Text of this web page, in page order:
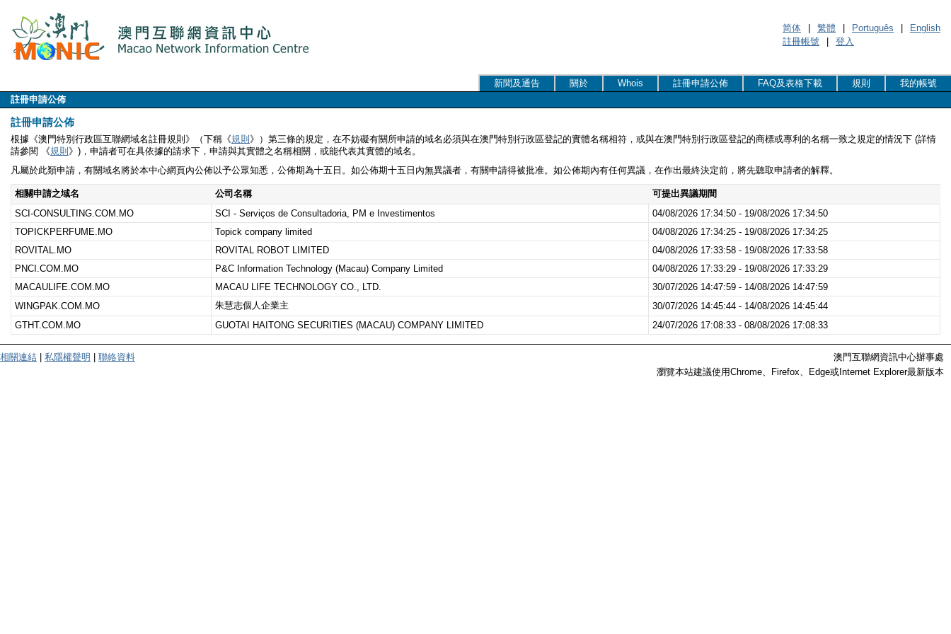
简体 繁體 Português
English
註冊帳號
登入
我的帳號
規則
FAQ及表格下載
註冊申請公佈
Whois
關於
新聞及通告
註冊申請公佈
註冊申請公佈
根據《澳門特別行政區互聯網域名註冊規則》（下稱《規則》）第三條的規定，在不妨礙有關所申請的域名必須與在澳門特別行政區登記的實體名稱相符，或與在澳門特別行政區登記的商標或專利的名稱一致之規定的情況下 (詳情
請參閱 《規則》)，申請者可在具依據的請求下，申請與其實體之名稱相關，或能代表其實體的域名。
凡屬於此類申請，有關域名將於本中心網頁內公佈以予公眾知悉，公佈期為十五日。如公佈期十五日內無異議者，有關申請得被批准。如公佈期內有任何異議，在作出最終決定前，將先聽取申請者的解釋。
相關申請之域名 公司名稱
可提出異議期間
SCI-CONSULTING.COM.MO
SCI - Serviços de Consultadoria, PM e Investimentos
04/08/2026 17:34:50 - 19/08/2026 17:34:50
TOPICKPERFUME.MO
Topick company limited
04/08/2026 17:34:25 - 19/08/2026 17:34:25
ROVITAL.MO
ROVITAL ROBOT LIMITED
04/08/2026 17:33:58 - 19/08/2026 17:33:58
PNCI.COM.MO
P&C Information Technology (Macau) Company Limited
04/08/2026 17:33:29 - 19/08/2026 17:33:29
MACAULIFE.COM.MO
MACAU LIFE TECHNOLOGY CO., LTD.
30/07/2026 14:47:59 - 14/08/2026 14:47:59
WINGPAK.COM.MO
朱慧志個人企業主
30/07/2026 14:45:44 - 14/08/2026 14:45:44
GTHT.COM.MO
GUOTAI HAITONG SECURITIES (MACAU) COMPANY LIMITED 24/07/2026 17:08:33 - 08/08/2026 17:08:33
相關連結 私隱權聲明 聯絡資料
澳門互聯網資訊中心辦事處
瀏覽本站建議使用Chrome、Firefox、Edge或Internet Explorer最新版本